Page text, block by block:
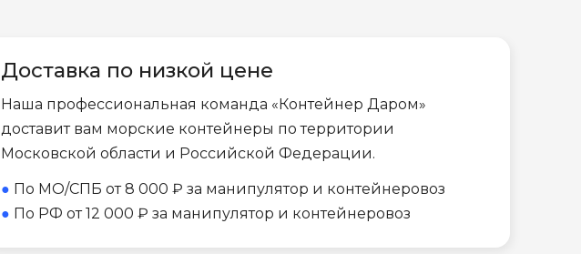
Доставка по низкой цене
Наша профессиональная команда «Контейнер Даром»
доставит вам морские контейнеры по территории
Московской области и Российской Федерации.
● По МО/СПБ от 8 000 ₽ за манипулятор и контейнеровоз
● По РФ от 12 000 ₽ за манипулятор и контейнеровоз